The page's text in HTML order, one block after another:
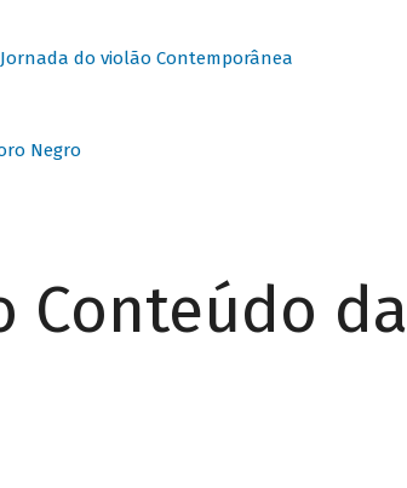
Jornada do violão Contemporânea
Negro
Conteúdo da